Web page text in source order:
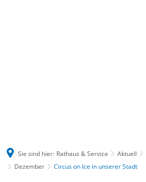
Sie sind hier: Rathaus & Service Aktuell
Dezember
Circus on Ice in unserer Stadt